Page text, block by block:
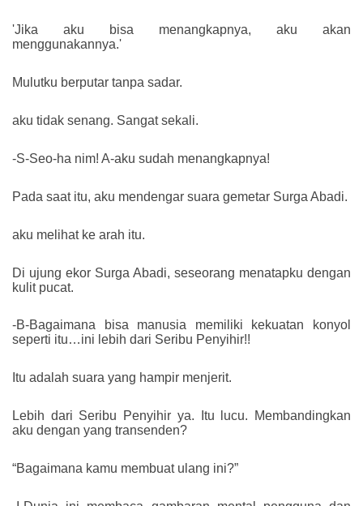
'Jika aku bisa menangkapnya, aku akan
menggunakannya.'
Mulutku berputar tanpa sadar.
aku tidak senang. Sangat sekali.
-S-Seo-ha nim! A-aku sudah menangkapnya!
Pada saat itu, aku mendengar suara gemetar Surga Abadi.
aku melihat ke arah itu.
Di ujung ekor Surga Abadi, seseorang menatapku dengan
kulit pucat.
-B-Bagaimana bisa manusia memiliki kekuatan konyol
seperti itu…ini lebih dari Seribu Penyihir!!
Itu adalah suara yang hampir menjerit.
Lebih dari Seribu Penyihir ya. Itu lucu. Membandingkan
aku dengan yang transenden?
“Bagaimana kamu membuat ulang ini?”